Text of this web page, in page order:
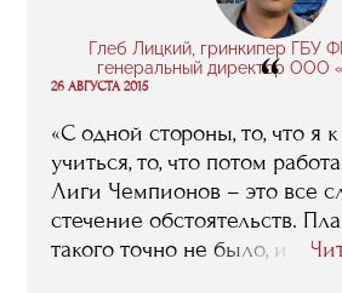
Глеб Лицкий, гринкипер ГБУ
генеральный директор ООО
“
26 АВГУСТА 2015
«С одной стороны, то, что я
учиться, то, что потом
Лиги Чемпионов – это все
стечение обстоятельств.
такого точно не было, и